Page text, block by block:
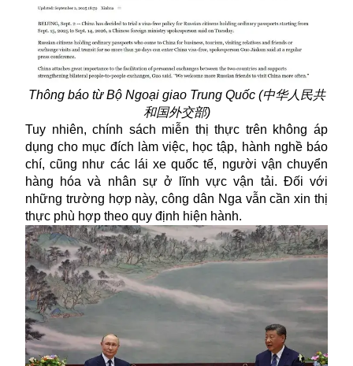
Thông báo từ Bộ Ngoại giao Trung Quốc (中华人民共
和国外交部)
Tuy nhiên, chính sách miễn thị thực trên không áp
dụng cho mục đích làm việc, học tập, hành nghề báo
chí, cũng như các lái xe quốc tế, người vận chuyển
hàng hóa và nhân sự ở lĩnh vực vận tải. Đối với
những trường hợp này, công dân Nga vẫn cần xin thị
thực phù hợp theo quy định hiện hành.